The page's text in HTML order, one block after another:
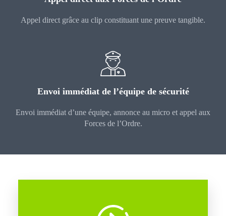
Appel direct grâce au clip constituant une preuve tangible.
Envoi immédiat de l’équipe de sécurité
Envoi immédiat d’une équipe, annonce au micro et appel aux
Forces de l’Ordre.